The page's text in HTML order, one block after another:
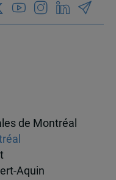
de Montréal
Aquin